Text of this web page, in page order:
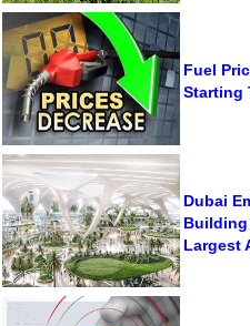
Fuel
Starting
Dubai
Largest